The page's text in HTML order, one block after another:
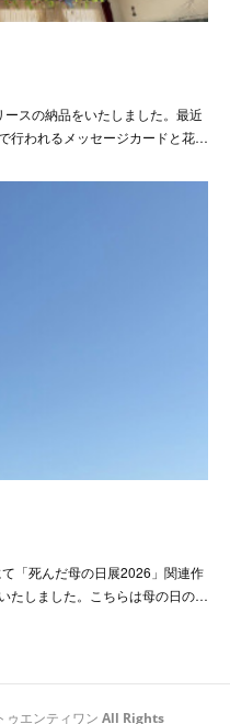
スの納品をいたしました。最近
行われるメッセージカードと花…
「死んだ母の日展2026」関連作
たしました。こちらは母の日の…
ゥエンティワン All Rights